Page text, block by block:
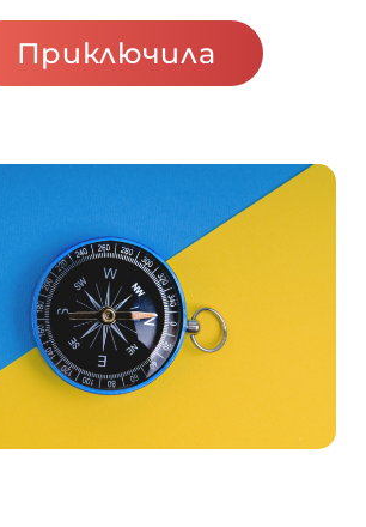
Приключила